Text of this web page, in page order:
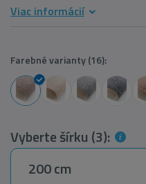
Viac informácií
Farebné varianty (16):
Vyberte šírku (3):
200 cm